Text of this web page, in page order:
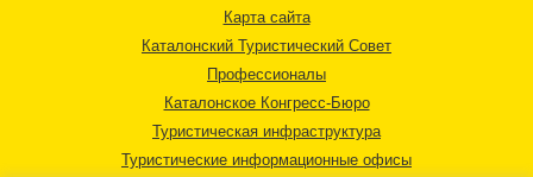
Карта сайта
Каталонский Туристический Совет
Профессионалы
Каталонское Конгресс-Бюро
Туристическая инфраструктура
Туристические информационные офисы